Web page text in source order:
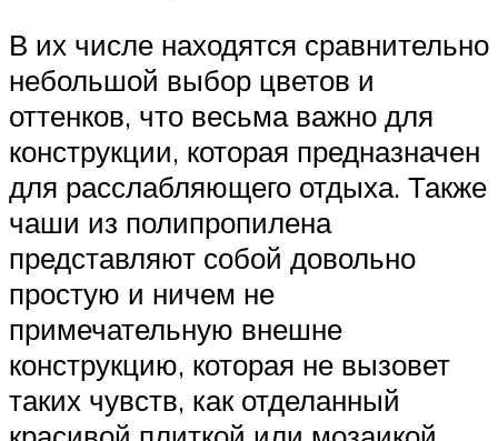
В их числе находятся сравнительно
небольшой выбор цветов и
оттенков, что весьма важно для
конструкции, которая предназначен
для расслабляющего отдыха. Также
чаши из полипропилена
представляют собой довольно
простую и ничем не
примечательную внешне
конструкцию, которая не вызовет
таких чувств, как отделанный